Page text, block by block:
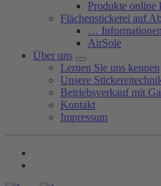
Produkte online
Flächenstickerei auf
… Informationen
AirSole
Über uns
Lernen Sie uns kennen
Unsere
Betriebsverkauf mit
Kontakt
Impressum